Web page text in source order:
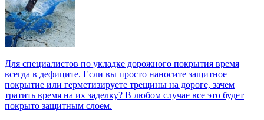
Для специалистов по укладке дорожного покрытия время
всегда в дефиците. Если вы просто наносите защитное
покрытие или герметизируете трещины на дороге, зачем
тратить время на их заделку? В любом случае все это будет
покрыто защитным слоем.